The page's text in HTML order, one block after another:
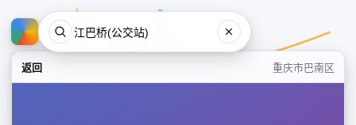
返回 重庆市巴南区